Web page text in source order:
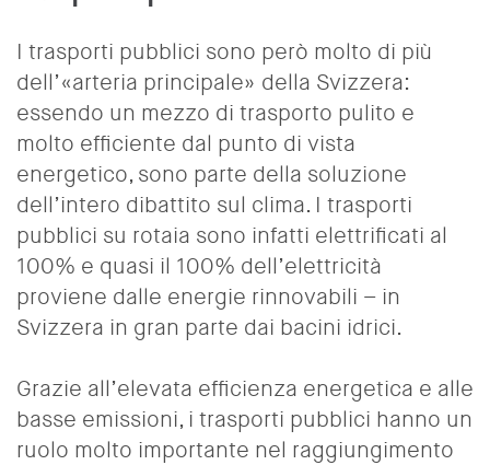
I trasporti pubblici sono però molto di più
dell’«arteria principale» della Svizzera:
essendo un mezzo di trasporto pulito e
molto efficiente dal punto di vista
energetico, sono parte della soluzione
dell’intero dibattito sul clima. I trasporti
pubblici su rotaia sono infatti elettrificati al
100% e quasi il 100% dell’elettricità
proviene dalle energie rinnovabili – in
Svizzera in gran parte dai bacini idrici.
Grazie all’elevata efficienza energetica e alle
basse emissioni, i trasporti pubblici hanno un
ruolo molto importante nel raggiungimento